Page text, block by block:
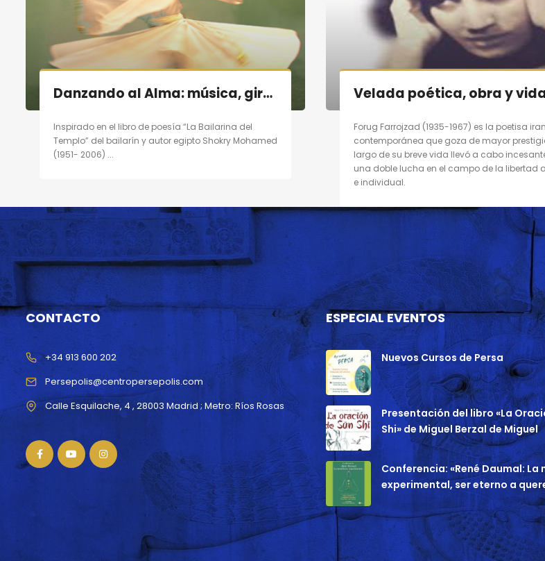
Danzando al Alma: música, giro, poesía en Madrid el 19/11/11
Inspirado en el libro de poesía “La Bailarina del
Templo” del bailarín y autor egipto Shokry Mohamed
(1951- 2006) ...
Forug Farrojzad (1935-1967) es la poetisa
contemporánea que goza de mayor
largo de su breve vida llevó a cabo
una doble lucha en el campo de la libertad
e individual.
CONTACTO
Persepolis@centropersepolis.com
+34 913 600 202
ESPECIAL EVENTOS
Nuevos Cursos de Persa
Presentación del libro «La
Shi» de Miguel Berzal de Miguel
Conferencia: «René Daumal:
experimental, ser eterno a